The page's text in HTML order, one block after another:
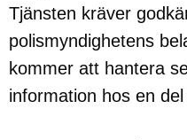
Tjänsten kräver
polismyndighetens
kommer att hantera
information hos en